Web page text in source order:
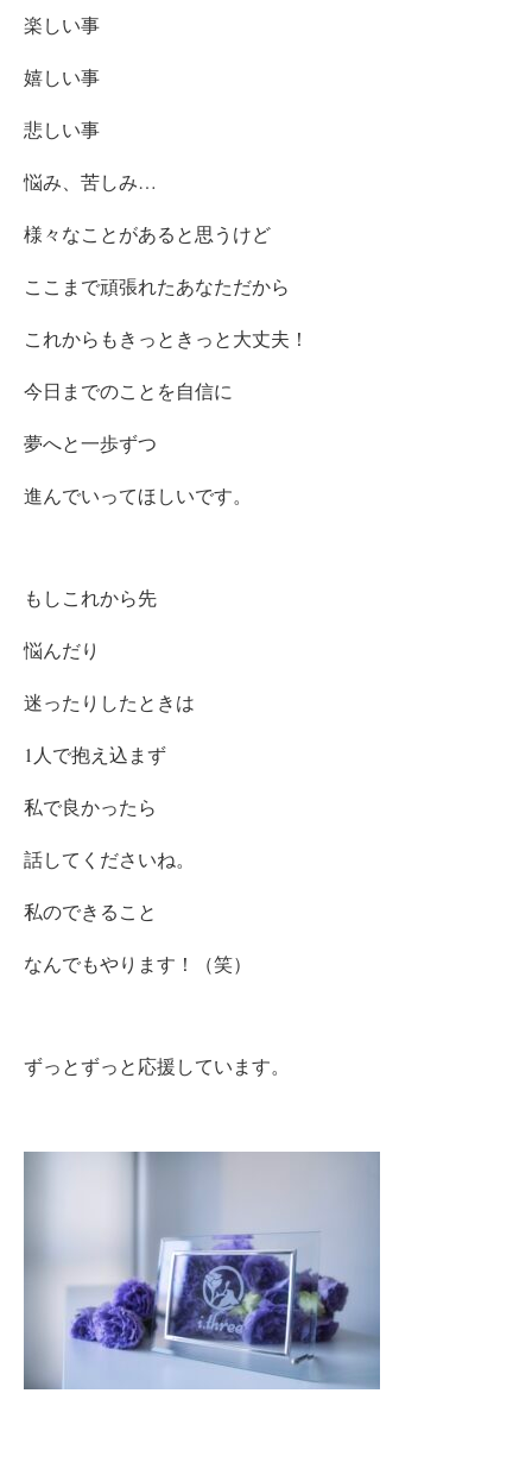
楽しい事
嬉しい事
悲しい事
悩み、苦しみ…
様々なことがあると思うけど
ここまで頑張れたあなただから
これからもきっときっと大丈夫！
今日までのことを自信に
夢へと一歩ずつ
進んでいってほしいです。
もしこれから先
悩んだり
迷ったりしたときは
1人で抱え込まず
私で良かったら
話してくださいね。
私のできること
なんでもやります！（笑）
ずっとずっと応援しています。